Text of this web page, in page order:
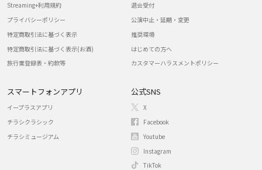
Streaming+利用規約
プライバシーポリシー
特定商取引法に基づく表示
特定商取引法に基づく表示(お酒)
旅行業登録表・約款等
退会受付
公演中止・延期・変更
推奨環境
はじめての方へ
カスタマーハラスメントポリシー
スマートフォンアプリ
イープラスアプリ
チラシクラシック
チラシミュージアム
公式SNS
X
Facebook
Youtube
Instagram
TikTok